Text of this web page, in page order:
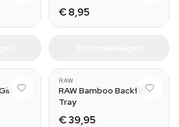
€ 8,95
RAW
RAW Bamboo Backflip
Tray
€ 39,95